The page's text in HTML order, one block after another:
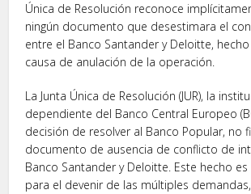
Única de Resolución reconoce
ningún documento que desestimara el
entre el Banco Santander y Deloitte,
causa de anulación de la operación.
La Junta Única de Resolución (JUR), la
dependiente del Banco Central Europeo
decisión de resolver al Banco Popular, no
documento de ausencia de conflicto de
Banco Santander y Deloitte. Este hecho
para el devenir de las múltiples